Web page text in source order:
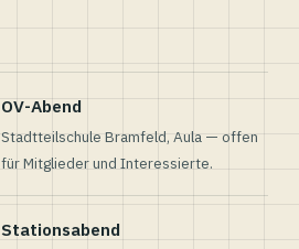
OV-Abend
Stadtteilschule Bramfeld, Aula — offen
für Mitglieder und Interessierte.
Stationsabend